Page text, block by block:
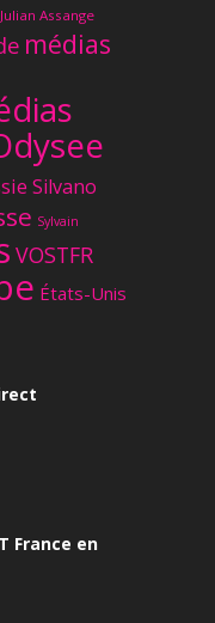
Julian Assange
médias
Silvano
Sylvain
VOSTFR
États-Unis
France en